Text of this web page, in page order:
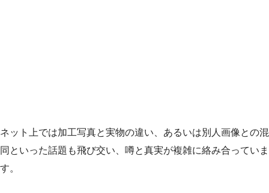
ネット上では加工写真と実物の違い、あるいは別人画像との混
同といった話題も飛び交い、噂と真実が複雑に絡み合っていま
す。